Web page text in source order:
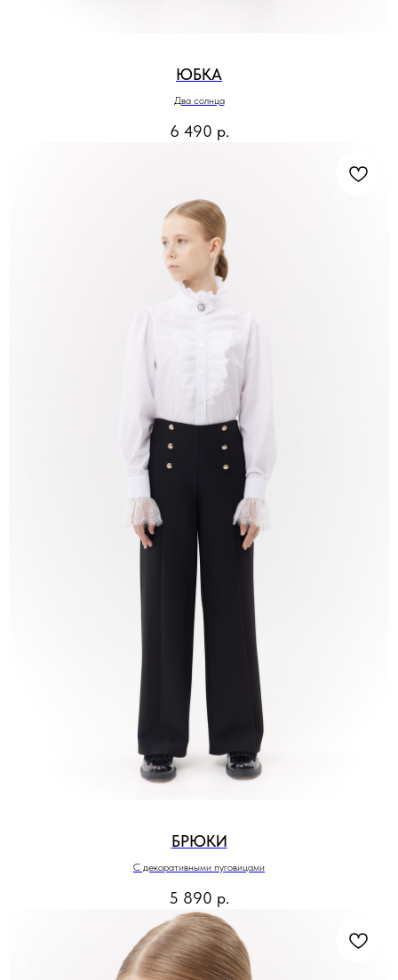
ЮБКА
Два солнца
6 490 р.
БРЮКИ
С декоративными пуговицами
5 890 р.